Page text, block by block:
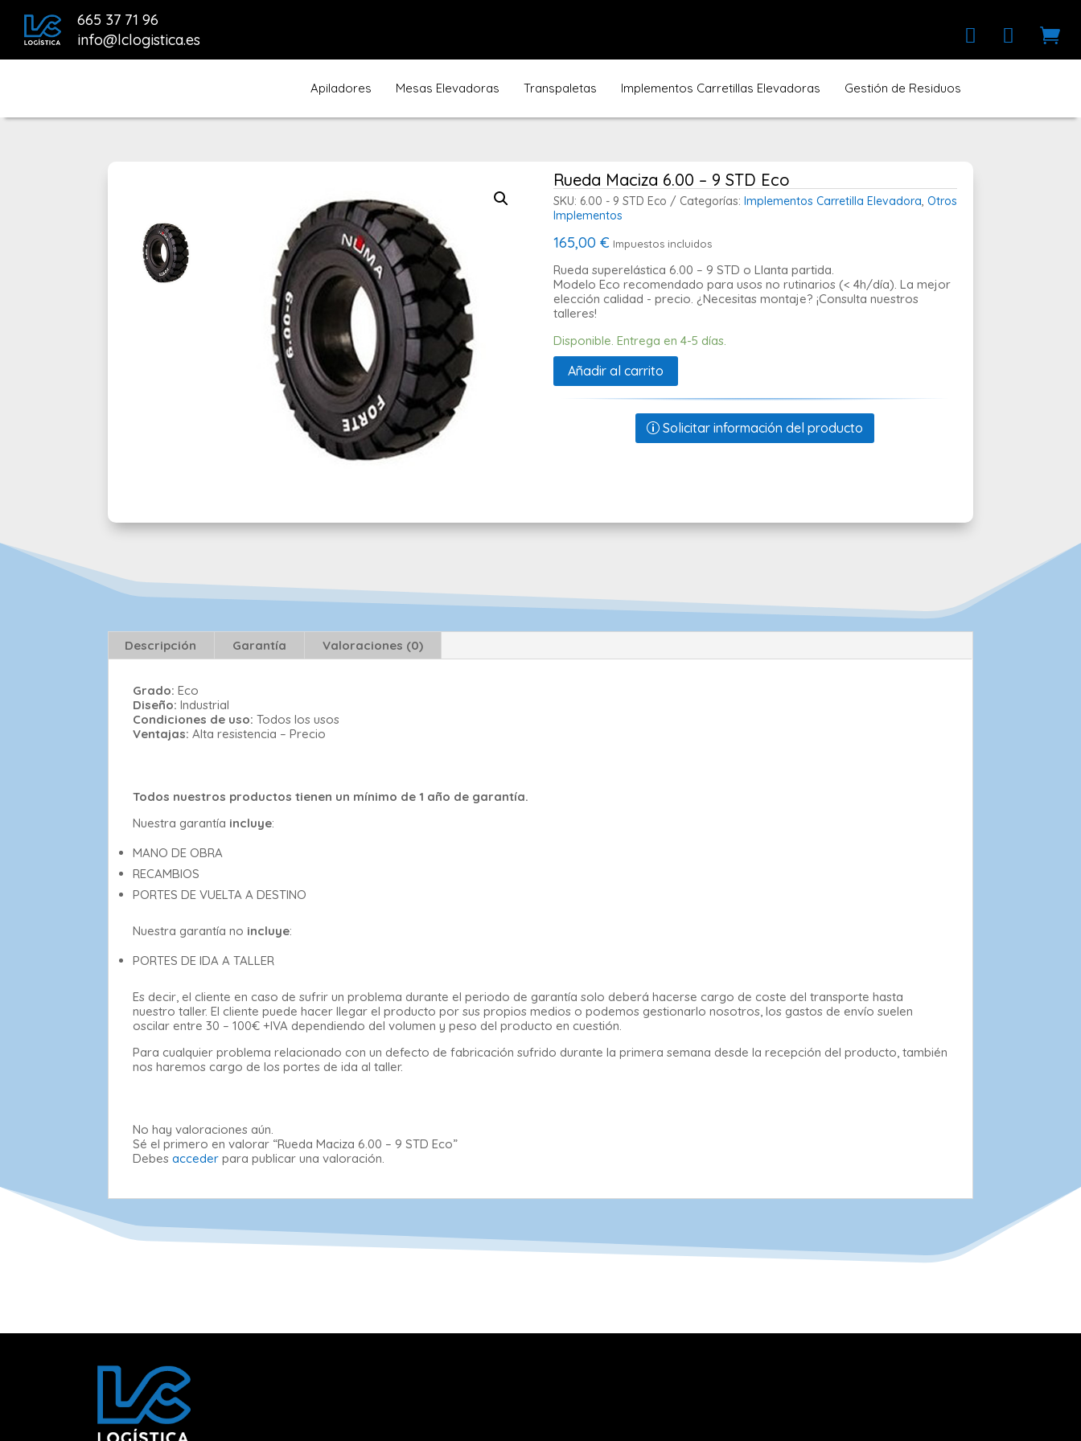
665 37 71 96
info@lclogistica.es
  
Apiladores Mesas Elevadoras Transpaletas Implementos Carretillas Elevadoras Gestión de Residuos
Rueda Maciza 6.00 – 9 STD Eco
SKU: 6.00 - 9 STD Eco Categorías: Implementos Carretilla Elevadora, Otros
Implementos
165,00 € Impuestos incluidos
Rueda superelástica 6.00 – 9 STD o Llanta partida.
Modelo Eco recomendado para usos no rutinarios (< 4h/día). La mejor
elección calidad - precio. ¿Necesitas montaje? ¡Consulta nuestros
talleres!
Disponible. Entrega en 4-5 días.
Añadir al carrito
Solicitar información del producto
Descripción Garantía Valoraciones (0)
Grado: Eco
Diseño: Industrial
Condiciones de uso: Todos los usos
Ventajas: Alta resistencia – Precio
Todos nuestros productos tienen un mínimo de 1 año de garantía.
Nuestra garantía incluye:
MANO DE OBRA
RECAMBIOS
PORTES DE VUELTA A DESTINO
Nuestra garantía no incluye:
PORTES DE IDA A TALLER
Es decir, el cliente en caso de sufrir un problema durante el periodo de garantía solo deberá hacerse cargo de coste del transporte hasta
nuestro taller. El cliente puede hacer llegar el producto por sus propios medios o podemos gestionarlo nosotros, los gastos de envío suelen
oscilar entre 30 – 100€ +IVA dependiendo del volumen y peso del producto en cuestión.
Para cualquier problema relacionado con un defecto de fabricación sufrido durante la primera semana desde la recepción del producto, también
nos haremos cargo de los portes de ida al taller.
No hay valoraciones aún.
Sé el primero en valorar “Rueda Maciza 6.00 – 9 STD Eco”
Debesacceder para publicar una valoración.